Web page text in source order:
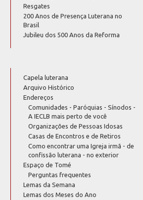
Resgates
200 Anos de Presença Luterana no
Brasil
Jubileu dos 500 Anos da Reforma
Capela luterana
Arquivo Histórico
Endereços
Comunidades - Paróquias - Sínodos -
A IECLB mais perto de você
Organizações de Pessoas Idosas
Casas de Encontros e de Retiros
Como encontrar uma Igreja irmã - de
confissão luterana - no exterior
Espaço de Tomé
Perguntas frequentes
Lemas da Semana
Lemas dos Meses do Ano